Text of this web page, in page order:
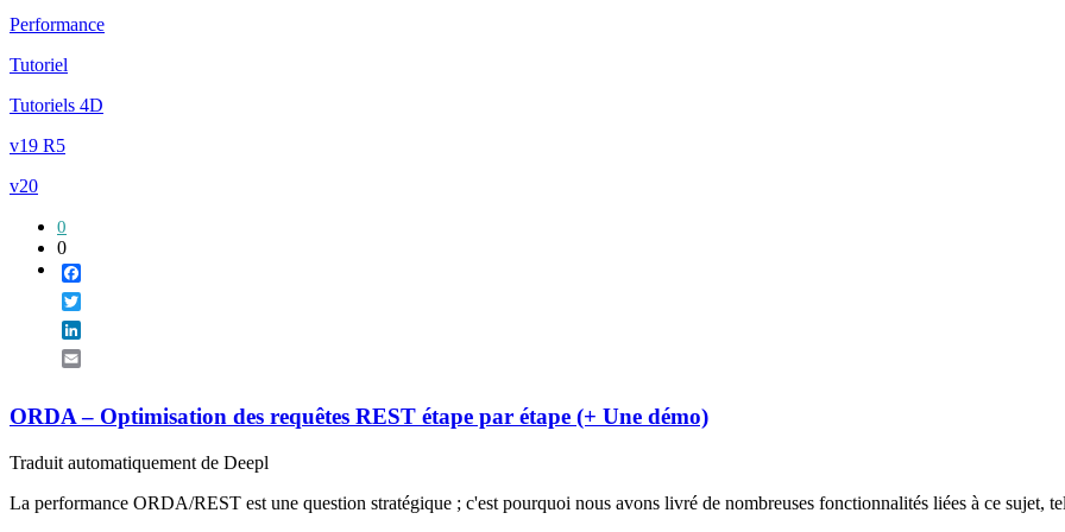
Performance
Tutoriel
Tutoriels 4D
v19 R5
v20
0
0
ORDA – Optimisation des requêtes REST étape par étape (+ Une démo)
Traduit automatiquement de Deepl
La performance ORDA/REST est une question stratégique ; c'est pourquoi nous avons livré de nombreuses fonctionnalités liées à ce sujet,